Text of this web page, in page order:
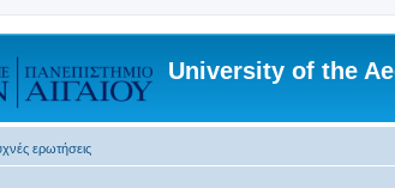
University of the
ερωτήσεις